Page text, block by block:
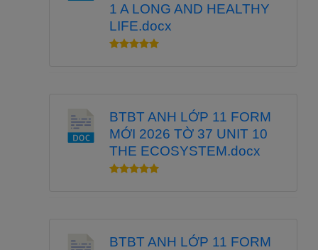
1 A LONG AND HEALTHY
LIFE.docx
BTBT ANH LỚP 11 FORM
MỚI 2026 TỜ 37 UNIT 10
THE ECOSYSTEM.docx
BTBT ANH LỚP 11 FORM